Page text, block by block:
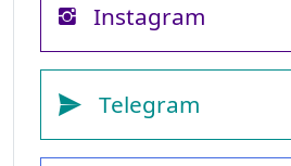
Instagram
Telegram